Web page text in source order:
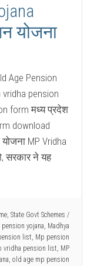
योजना
Age Pension
pension
form मध्य प्रदेश
download
योजना MP Vridha
सरकार ने यह
, State Govt Schemes /
yojana, Madhya
list, Mp pension
vridha pension list, MP
, old age mp pension